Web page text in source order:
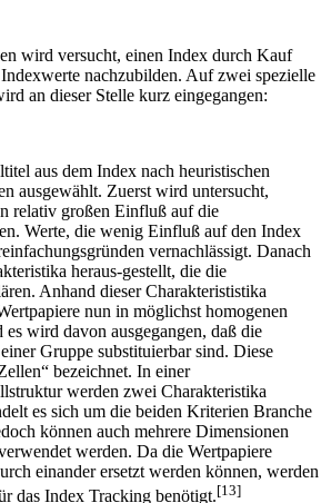
wird versucht, einen Index durch Kauf
nachzubilden. Auf zwei spezielle
aus dem Index nach heuristischen
ausgewählt. Zuerst wird untersucht,
relativ großen Einfluß auf die
Werte, die wenig Einfluß auf den Index
vernachlässigt. Danach
heraus-gestellt, die die
Anhand dieser Charakterististika
nun in möglichst homogenen
wird davon ausgegangen, daß die
Gruppe substituierbar sind. Diese
bezeichnet. In einer
werden zwei Charakteristika
es sich um die beiden Kriterien Branche
können auch mehrere Dimensionen
werden. Da die Wertpapiere
einander ersetzt werden können, werden